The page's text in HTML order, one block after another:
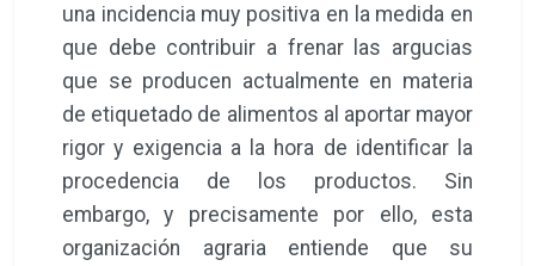
una incidencia muy positiva en la medida en
que debe contribuir a frenar las argucias
que se producen actualmente en materia
de etiquetado de alimentos al aportar mayor
rigor y exigencia a la hora de identificar la
procedencia de los productos. Sin
embargo, y precisamente por ello, esta
organización agraria entiende que su